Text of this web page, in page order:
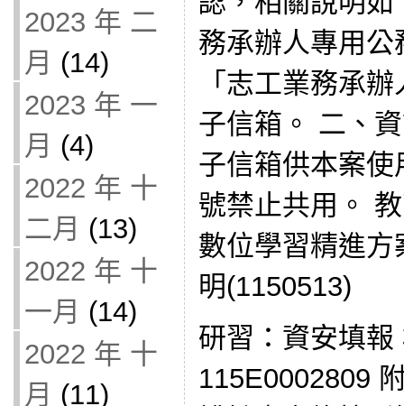
2023 年 二
月 (14)
2023 年 一
月 (4)
2022 年 十
二月 (13)
2022 年 十
一月 (14)
2022 年 十
月 (11)
務承辦人專用
「志工業務承
子信箱。 二、
子信箱供本案
號禁止共用。
數位學習精進
明(1150513)
研習：資安填報
115E0002809